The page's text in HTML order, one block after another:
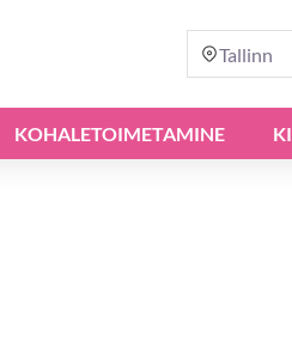
Tallinn
KOHALETOIMETAMINE